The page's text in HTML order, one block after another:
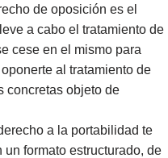
de oposición es el
a cabo el tratamiento de
cese en el mismo para
al tratamiento de
concretas objeto de
a la portabilidad te
formato estructurado, de